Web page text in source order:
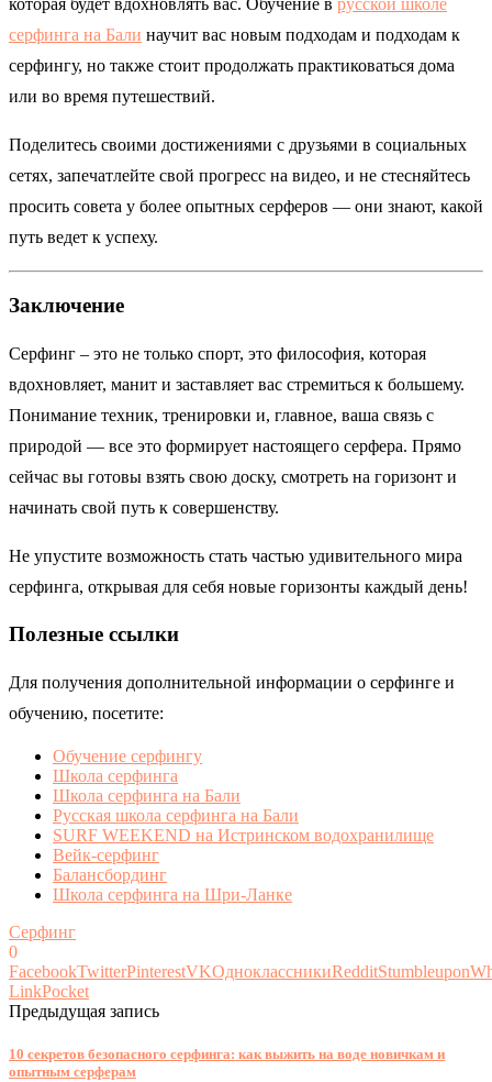
которая будет вдохновлять вас. Обучение в русской школе
серфинга на Бали научит вас новым подходам и подходам к
серфингу, но также стоит продолжать практиковаться дома
или во время путешествий.
Поделитесь своими достижениями с друзьями в социальных
сетях, запечатлейте свой прогресс на видео, и не стесняйтесь
просить совета у более опытных серферов — они знают, какой
путь ведет к успеху.
Заключение
Серфинг – это не только спорт, это философия, которая
вдохновляет, манит и заставляет вас стремиться к большему.
Понимание техник, тренировки и, главное, ваша связь с
природой — все это формирует настоящего серфера. Прямо
сейчас вы готовы взять свою доску, смотреть на горизонт и
начинать свой путь к совершенству.
Не упустите возможность стать частью удивительного мира
серфинга, открывая для себя новые горизонты каждый день!
Полезные ссылки
Для получения дополнительной информации о серфинге и
обучению, посетите:
Обучение серфингу
Школа серфинга
Школа серфинга на Бали
Русская школа серфинга на Бали
SURF WEEKEND на Истринском водохранилище
Вейк-серфинг
Балансбординг
Школа серфинга на Шри-Ланке
Серфинг
0
FacebookTwitterPinterestVKОдноклассникиRedditStumbleupon
LinkPocket
Предыдущая запись
10 секретов безопасного серфинга: как выжить на воде новичкам и
опытным серферам